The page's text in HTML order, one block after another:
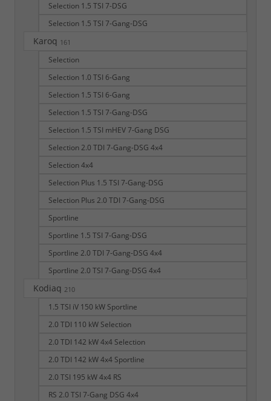
Selection 1.5 TSI 7-DSG
Selection 1.5 TSI 7-Gang-DSG
Karoq 161
Selection
Selection 1.0 TSI 6-Gang
Selection 1.5 TSI 6-Gang
Selection 1.5 TSI 7-Gang-DSG
Selection 1.5 TSI mHEV 7-Gang DSG
Selection 2.0 TDI 7-Gang-DSG 4x4
Selection 4x4
Selection Plus 1.5 TSI 7-Gang-DSG
Selection Plus 2.0 TDI 7-Gang-DSG
Sportline
Sportline 1.5 TSI 7-Gang-DSG
Sportline 2.0 TDI 7-Gang-DSG 4x4
Sportline 2.0 TSI 7-Gang-DSG 4x4
Kodiaq 210
1.5 TSI iV 150 kW Sportline
2.0 TDI 110 kW Selection
2.0 TDI 142 kW 4x4 Selection
2.0 TDI 142 kW 4x4 Sportline
2.0 TSI 195 kW 4x4 RS
RS 2.0 TSI 7-Gang DSG 4x4